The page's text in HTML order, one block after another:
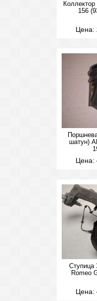
156
Цена:
шатун)
Цена:
Ступица
Romeo
Цена: